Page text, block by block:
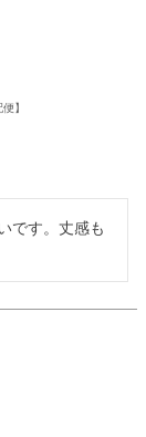
】
です。丈感も